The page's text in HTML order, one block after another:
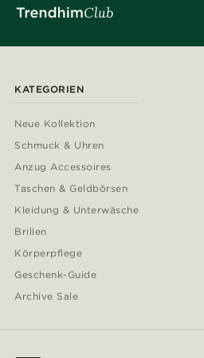
KATEGORIEN
Neue Kollektion
Schmuck & Uhren
Anzug Accessoires
Taschen & Geldbörsen
Kleidung & Unterwäsche
Brillen
Körperpflege
Geschenk-Guide
Archive Sale